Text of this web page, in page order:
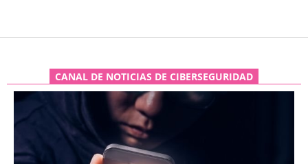
CANAL DE NOTICIAS DE CIBERSEGURIDAD